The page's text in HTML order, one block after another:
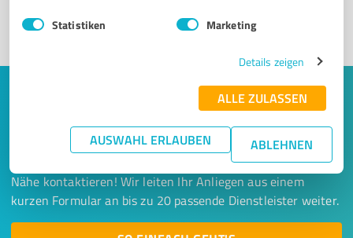
Statistiken Marketing
Details zeigen
ALLE ZULASSEN
AUSWAHL ERLAUBEN ABLEHNEN
Keine Zeit für lange Recherchen und E-
Mails? Jetzt Angebote empfangen!
Lassen Sie sich einfach von passenden Experten in Ihrer
Nähe kontaktieren! Wir leiten Ihr Anliegen aus einem
kurzen Formular an bis zu 20 passende Dienstleister weiter.